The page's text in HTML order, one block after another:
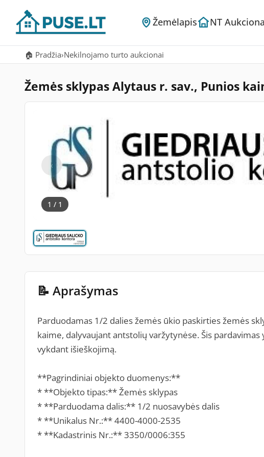
Žemėlapis NT
🏠 Pradžia›Nekilnojamo turto aukcionai
Žemės sklypas Alytaus r. sav., Punios
‹
1 / 1
📝 Aprašymas
Parduodamas 1/2 dalies žemės ūkio paskirties žemės
kaime, dalyvaujant antstolių varžytynėse. Šis
vykdant išieškojimą.
**Pagrindiniai objekto duomenys:**
* **Objekto tipas:** Žemės sklypas
* **Parduodama dalis:** 1/2 nuosavybės dalis
* **Unikalus Nr.:** 4400-4000-2535
* **Kadastrinis Nr.:** 3350/0006:355